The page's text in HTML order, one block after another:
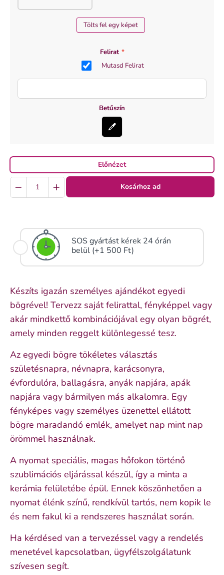
Tölts fel egy képet
Felirat *
Mutasd Felirat
Betűszín
Előnézet
Kosárhoz ad
SOS gyártást kérek 24 órán
belül (+1 500 Ft)
Készíts igazán személyes ajándékot egyedi
bögrével! Tervezz saját felirattal, fényképpel vagy
akár mindkettő kombinációjával egy olyan bögrét,
amely minden reggelt különlegessé tesz.
Az egyedi bögre tökéletes választás
születésnapra, névnapra, karácsonyra,
évfordulóra, ballagásra, anyák napjára, apák
napjára vagy bármilyen más alkalomra. Egy
fényképes vagy személyes üzenettel ellátott
bögre maradandó emlék, amelyet nap mint nap
örömmel használnak.
A nyomat speciális, magas hőfokon történő
szublimációs eljárással készül, így a minta a
kerámia felületébe épül. Ennek köszönhetően a
nyomat élénk színű, rendkívül tartós, nem kopik le
és nem fakul ki a rendszeres használat során.
Ha kérdésed van a tervezéssel vagy a rendelés
menetével kapcsolatban, ügyfélszolgálatunk
szívesen segít.